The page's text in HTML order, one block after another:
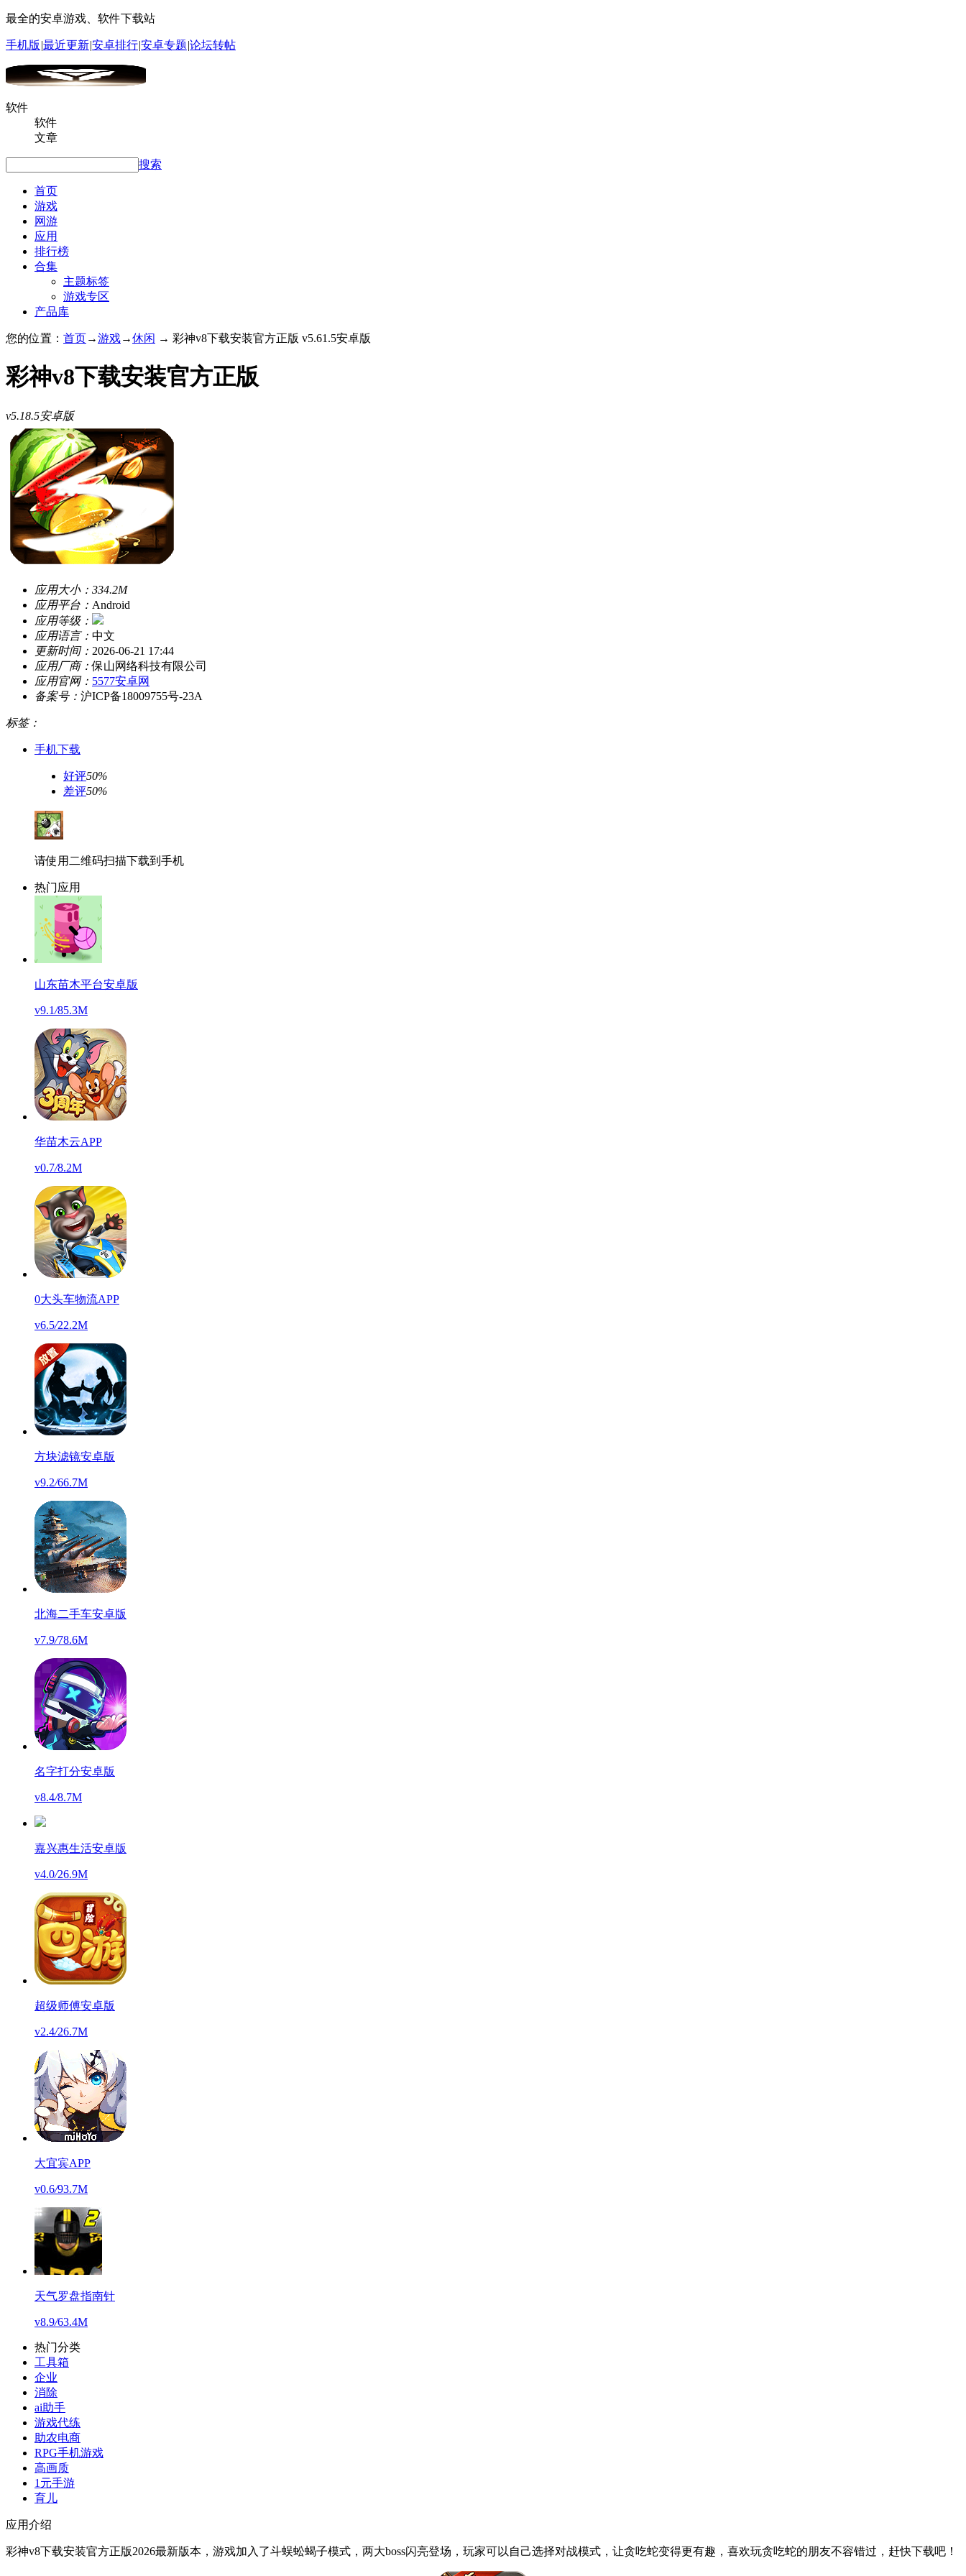
最全的安卓游戏、软件下载站
手机版 |最近更新|安卓排行|安卓专题|论坛转帖
软件
软件
文章
搜索
首页
游戏
网游
应用
排行榜
合集
主题标签
游戏专区
产品库
您的位置： 首页→游戏→休闲 → 彩神v8下载安装官方正版 v5.61.5安卓版
彩神v8下载安装官方正版
v5.18.5安卓版
应用大小： 334.2M
应用平台： Android
应用等级：
应用语言： 中文
更新时间： 2026-06-21 17:44
应用厂商：保山网络科技有限公司
应用官网： 5577安卓网
备案号： 沪ICP备18009755号-23A
标签：
手机下载
好评50%
差评50%
请使用二维码扫描下载到手机
热门应用
山东苗木平台安卓版
v9.1/85.3M
华苗木云APP
v0.7/8.2M
0大头车物流APP
v6.5/22.2M
方块滤镜安卓版
v9.2/66.7M
北海二手车安卓版
v7.9/78.6M
名字打分安卓版
v8.4/8.7M
嘉兴惠生活安卓版
v4.0/26.9M
超级师傅安卓版
v2.4/26.7M
大宜宾APP
v0.6/93.7M
天气罗盘指南针
v8.9/63.4M
热门分类
工具箱
企业
消除
ai助手
游戏代练
助农电商
RPG手机游戏
高画质
1元手游
育儿
应用介绍
彩神v8下载安装官方正版2026最新版本，游戏加入了斗蜈蚣蝎子模式，两大boss闪亮登场，玩家可以自己选择对战模式，让贪吃蛇变得更有趣，喜欢玩贪吃蛇的朋友不容错过，赶快下载吧！